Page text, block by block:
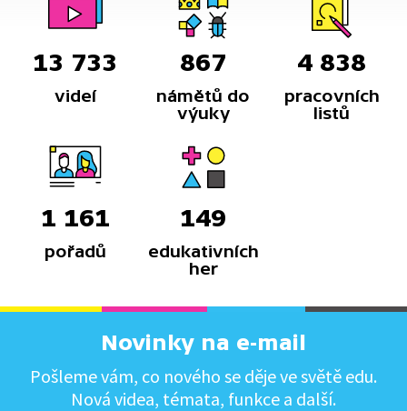
13 733
videí
867
námětů do
výuky
4 838
pracovních
listů
1 161
pořadů
149
edukativních
her
Novinky na e-mail
Pošleme vám, co nového se děje ve světě edu.
Nová videa, témata, funkce a další.